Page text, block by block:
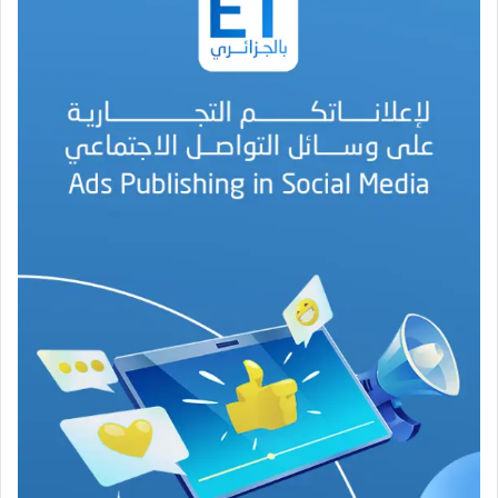
م
ح
م
د
ا
ل
أ
م
ي
ا
ح
(
1
9
4
6
-